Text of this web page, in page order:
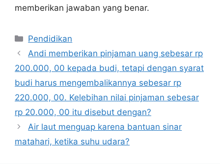
memberikan jawaban yang benar.
Kategori
Pendidikan
Andi memberikan pinjaman uang sebesar rp
200.000, 00 kepada budi, tetapi dengan syarat
budi harus mengembalikannya sebesar rp
220.000, 00. Kelebihan nilai pinjaman sebesar
rp 20.000, 00 itu disebut dengan?
Air laut menguap karena bantuan sinar
matahari, ketika suhu udara?